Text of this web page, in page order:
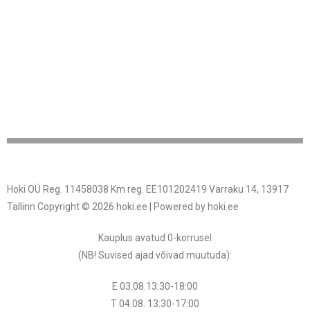
Hoki OÜ Reg. 11458038 Km reg. EE101202419 Varraku 14, 13917
Tallinn Copyright © 2026 hoki.ee | Powered by hoki.ee
Kauplus avatud 0-korrusel
(NB! Suvised ajad võivad muutuda):
E 03.08.13:30-18:00
T 04.08. 13:30-17:00